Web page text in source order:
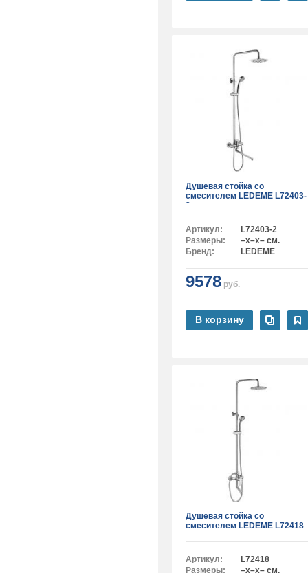
Душевая стойка со
смесителем LEDEME L72403-
2
Артикул:
L72403-2
Размеры:
–x–x– см.
Бренд:
LEDEME
9578 руб.
В корзину
Душевая стойка со
смесителем LEDEME L72418
Артикул:
L72418
Размеры:
–x–x– см.